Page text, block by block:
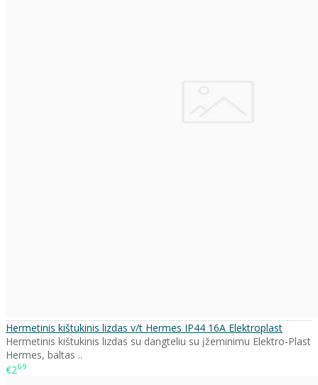
Hermetinis kištukinis lizdas v/t Hermes IP44 16A Elektroplast
Hermetinis kištukinis lizdas su dangteliu su įžeminimu Elektro-Plast
Hermes, baltas ..
€269